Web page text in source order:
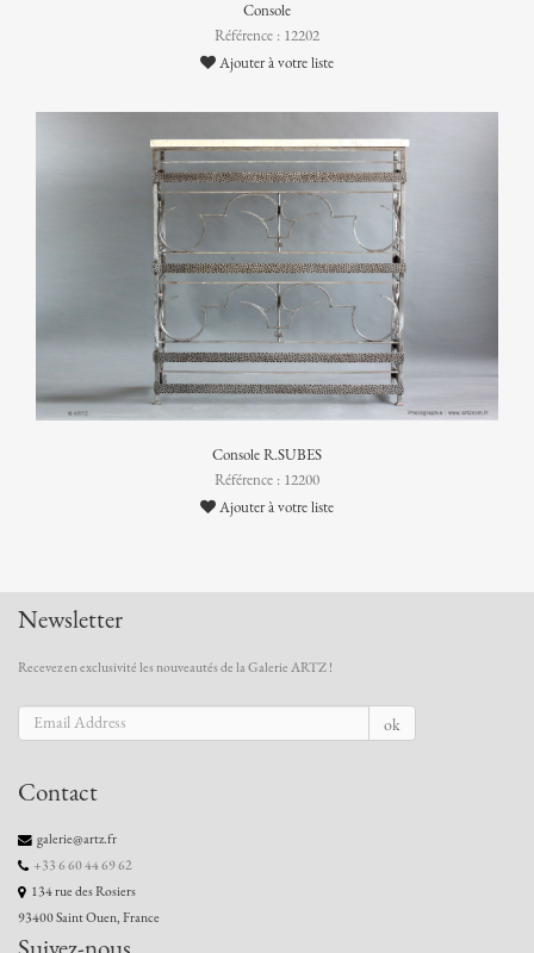
Console
Référence : 12202
Ajouter à votre liste
Console R.SUBES
Référence : 12200
Ajouter à votre liste
Newsletter
Recevez en exclusivité les nouveautés de la Galerie ARTZ !
ok
Contact
galerie@artz.fr
+33 6 60 44 69 62
134 rue des Rosiers
93400 Saint Ouen, France